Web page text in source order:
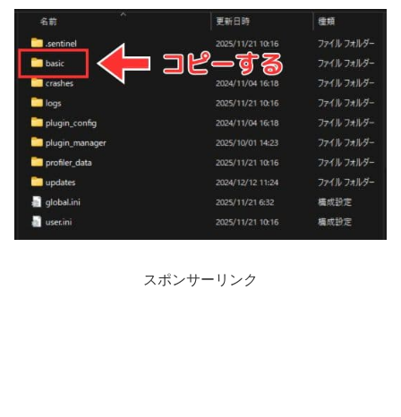
スポンサーリンク